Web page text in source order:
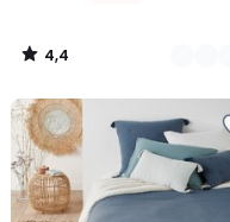
4,4
/